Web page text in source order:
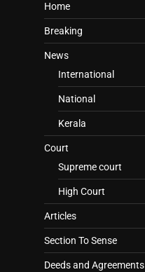
Home
Breaking
News
International
National
Kerala
Court
Supreme court
High Court
Articles
Section To Sense
Deeds and Agreements